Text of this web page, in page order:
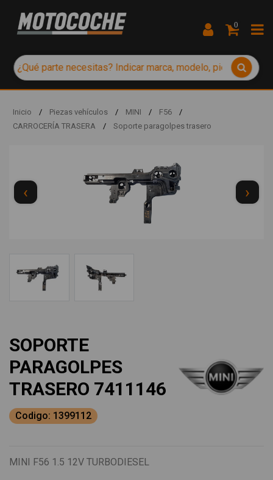
0
Inicio / Piezas vehículos / MINI / F56
/
CARROCERÍA TRASERA
/ Soporte paragolpes trasero
‹ ›
SOPORTE
PARAGOLPES
TRASERO 7411146
Codigo: 1399112
MINI F56 1.5 12V TURBODIESEL